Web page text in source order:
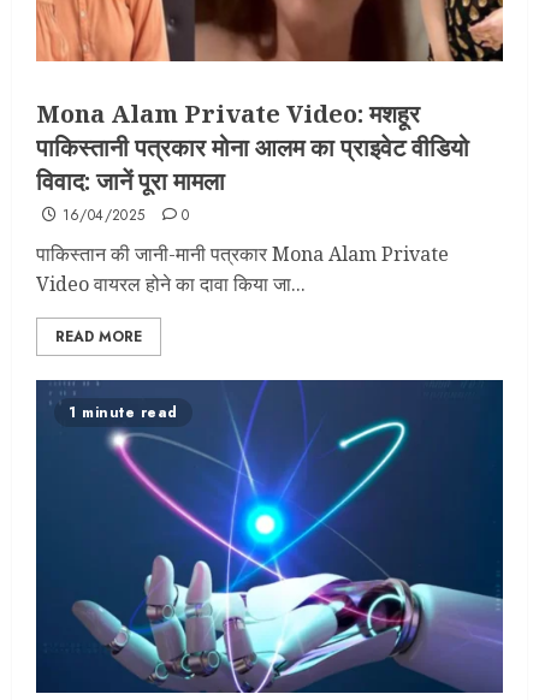
Mona Alam Private Video: मशहूर
पाकिस्तानी पत्रकार मोना आलम का प्राइवेट वीडियो
विवाद: जानें पूरा मामला
16/04/2025 0
पाकिस्तान की जानी-मानी पत्रकार Mona Alam Private
Video वायरल होने का दावा किया जा...
READ MORE
1 minute read